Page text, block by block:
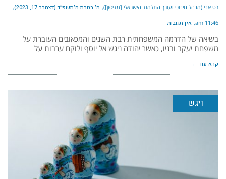
רט אבי (מנהל חינוכי ועורך התלמוד הישראלי [מדיסון]) ה׳ בטבת ה׳תשפ״ד (דצמבר 17, 2023)
11:46 am אין תגובות
בשיאה של הדרמה המשפחתית רבת השנים והמכאובים העוברת על
משפחת יעקב ובניו, כאשר יהודה ניגש אל יוסף ולוקח ערבות על
קרא עוד ←
ויגש